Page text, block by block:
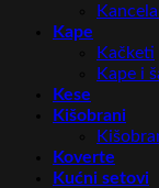
Kape
Kačketi
Kape i
Kese
Kišobrani
Koverte
Kućni setovi